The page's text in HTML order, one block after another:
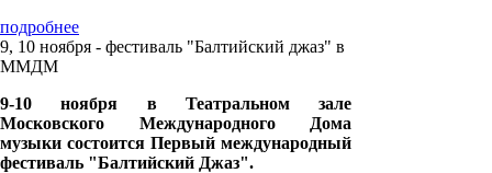
подробнее
9, 10 ноября - фестиваль "Балтийский джаз" в
ММДМ
9-10 ноября в Театральном зале
Московского Международного Дома
музыки состоится Первый международный
фестиваль "Балтийский Джаз".